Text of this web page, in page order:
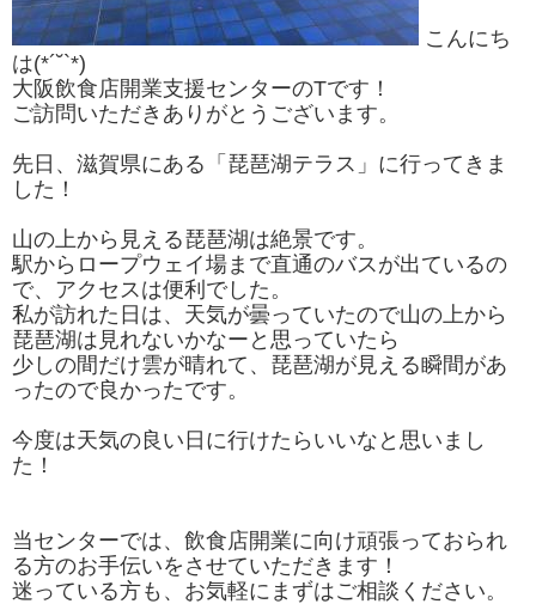
こんにち
は(*´˘`*)
大阪飲食店開業支援センターのTです！
ご訪問いただきありがとうございます。
先日、滋賀県にある「琵琶湖テラス」に行ってきま
した！
山の上から見える琵琶湖は絶景です。
駅からロープウェイ場まで直通のバスが出ているの
で、アクセスは便利でした。
私が訪れた日は、天気が曇っていたので山の上から
琵琶湖は見れないかなーと思っていたら
少しの間だけ雲が晴れて、琵琶湖が見える瞬間があ
ったので良かったです。
今度は天気の良い日に行けたらいいなと思いまし
た！
当センターでは、飲食店開業に向け頑張っておられ
る方のお手伝いをさせていただきます！
迷っている方も、お気軽にまずはご相談ください。